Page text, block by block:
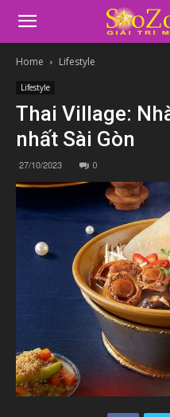
Home Lifestyle
Lifestyle
Thai Village:
nhất Sài Gòn
27/10/2023 0